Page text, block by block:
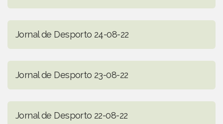
Jornal de Desporto 24-08-22
Jornal de Desporto 23-08-22
Jornal de Desporto 22-08-22